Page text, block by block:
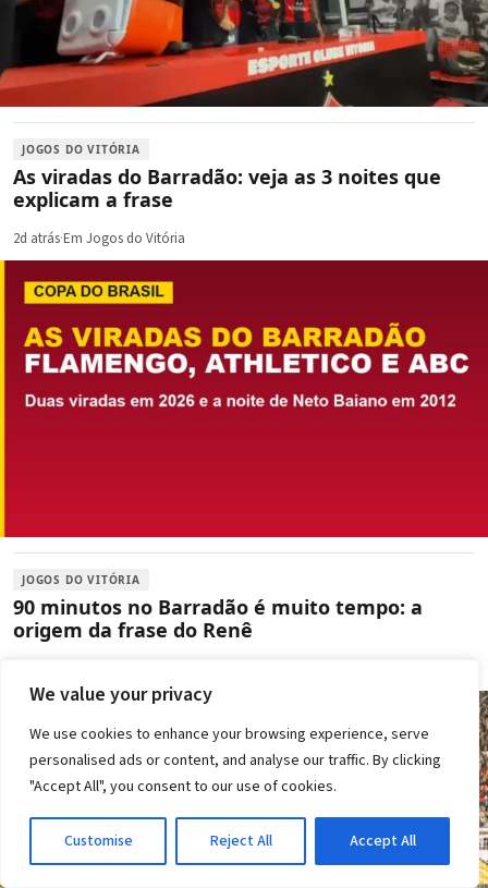
We value your privacy
We use cookies to enhance your browsing experience, serve
personalised ads or content, and analyse our traffic. By clicking
"Accept All", you consent to our use of cookies.
Customise Reject All Accept All
JOGOS DO VITÓRIA
As viradas do Barradão: veja as 3 noites que
explicam a frase
2d atrás·Em Jogos do Vitória
JOGOS DO VITÓRIA
90 minutos no Barradão é muito tempo: a
origem da frase do Renê